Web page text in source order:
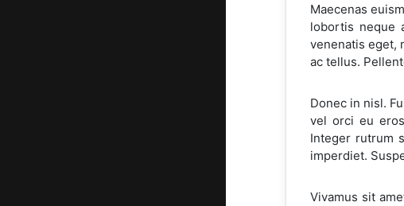
Maecenas
lobortis neque
venenatis eget,
ac tellus.
Donec in nisl.
vel orci eu
Integer rutrum
imperdiet.
Vivamus sit